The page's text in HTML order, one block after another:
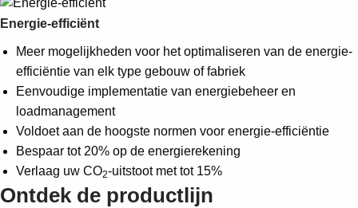
Energie-efficiënt
Meer mogelijkheden voor het optimaliseren van de energie-
efficiëntie van elk type gebouw of fabriek
Eenvoudige implementatie van energiebeheer en
loadmanagement
Voldoet aan de hoogste normen voor energie-efficiëntie
Bespaar tot 20% op de energierekening
Verlaag uw CO2-uitstoot met tot 15%
Ontdek de productlijn